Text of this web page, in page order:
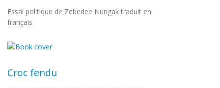
Essai politique de Zebedee Nungak traduit en
français
Croc fendu